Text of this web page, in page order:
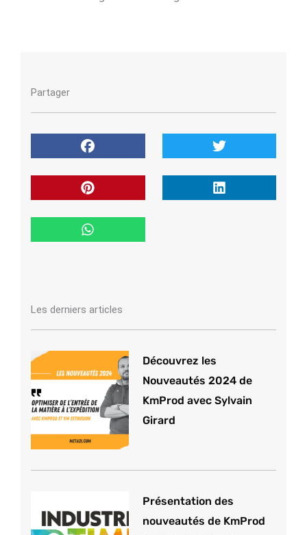
Partager
Les derniers articles
Découvrez les
Nouveautés 2024 de
KmProd avec Sylvain
Girard
Présentation des
nouveautés de KmProd